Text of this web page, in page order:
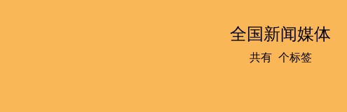
全国新闻媒体
共有3 个标签